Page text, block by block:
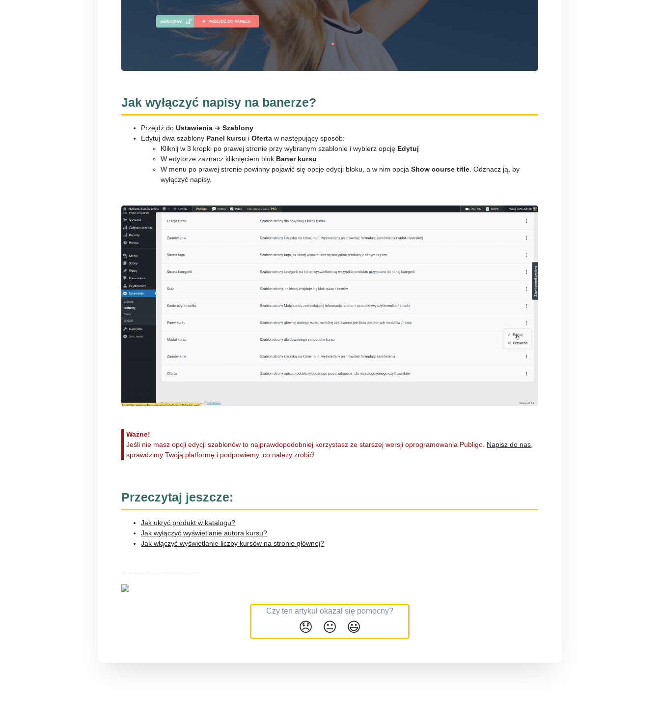
Jak wyłączyć napisy na banerze?
Przejdź do Ustawienia➔Szablony
Edytuj dwa szablony Panel kursu iOfertaw następujący sposób:
Kliknij w 3 kropki po prawej stronie przy wybranym szablonie i wybierz opcję Edytuj
W edytorze zaznacz kliknięciem blok Baner kursu
W menu po prawej stronie powinny pojawić się opcje edycji bloku, a w nim opcjaShow course title . Odznacz ją, by
wyłączyć napisy.
Ważne!
Jeśli nie masz opcji edycji szablonów to najprawdopodobniej korzystasz ze starszej wersji oprogramowania Publigo. Napisz do nas
sprawdzimy Twoją platformę i podpowiemy, co należy zrobić!
Przeczytaj jeszcze:
Jak ukryć produkt w katalogu?
Jak wyłączyć wyświetlanie autora kursu?
Jak włączyć wyświetlanie liczby kursów na stronie głównej?
Czy ten artykuł okazał się pomocny?
😞 😐 😃